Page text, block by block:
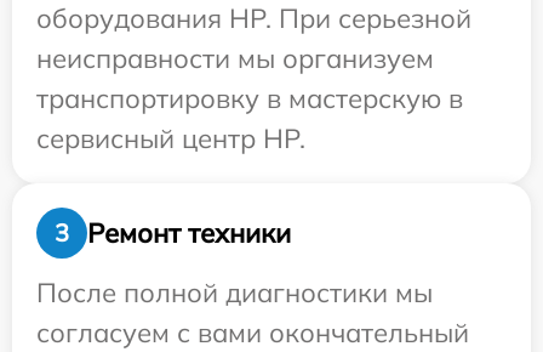
оборудования HP. При серьезной
неисправности мы организуем
транспортировку в мастерскую в
сервисный центр HP.
3
Ремонт техники
После полной диагностики мы
согласуем с вами окончательный